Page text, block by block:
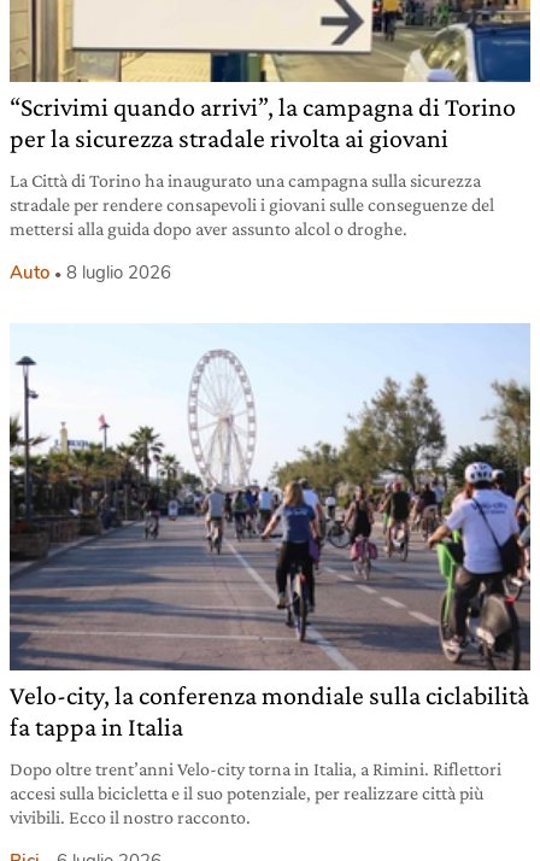
“Scrivimi quando arrivi”, la campagna di Torino
per la sicurezza stradale rivolta ai giovani
La Città di Torino ha inaugurato una campagna sulla sicurezza
stradale per rendere consapevoli i giovani sulle conseguenze del
mettersi alla guida dopo aver assunto alcol o droghe.
Auto 8 luglio 2026
Velo-city, la conferenza mondiale sulla ciclabilità
fa tappa in Italia
Dopo oltre trent’anni Velo-city torna in Italia, a Rimini. Riflettori
accesi sulla bicicletta e il suo potenziale, per realizzare città più
vivibili. Ecco il nostro racconto.